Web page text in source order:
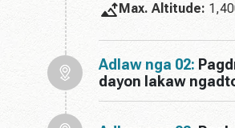
Max. Altitude:
Adlaw nga 02:
dayon lakaw